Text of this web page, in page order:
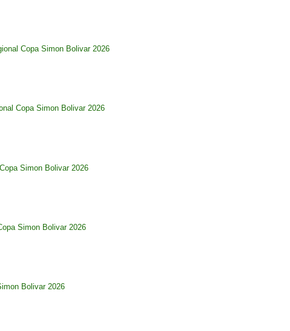
Copa Simon Bolivar 2026
Copa Simon Bolivar 2026
Simon Bolivar 2026
Simon Bolivar 2026
Bolivar 2026